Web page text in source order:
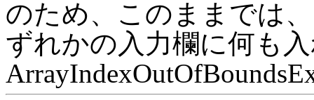
のため、このままでは
ずれかの入力欄に何も